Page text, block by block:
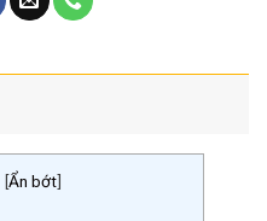
[Ẩn bớt]